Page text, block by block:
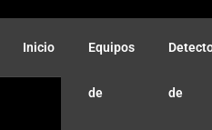
Inicio Equipos
de de